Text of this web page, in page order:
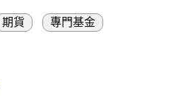
期貨
專門基金